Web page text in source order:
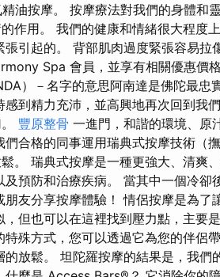
油按摩。 按摩療法對我們的身體和
作用。 我們的健康和情緒很大程度
引起的。 背部肌肉過度緊張容易拉
Spa 會員，並享有相關優惠價
）－名字的意思阿南達是佛陀最忠
到精力充沛，並高興地再次回到我
豐原整骨 一進門，和諧的環境、原
合格的同事運用瑞典式按摩技術（
。 瑞典式按摩是一種更強大、清爽
預防和治療疾病。 當其中一個冷卻
友分享按摩體驗！ 情侶按摩是為了
但也可以在這裡找到壓力點，主要
殊方式，您可以透過它為您的伴侶
放鬆。 坦陀羅按摩的結果是，我們